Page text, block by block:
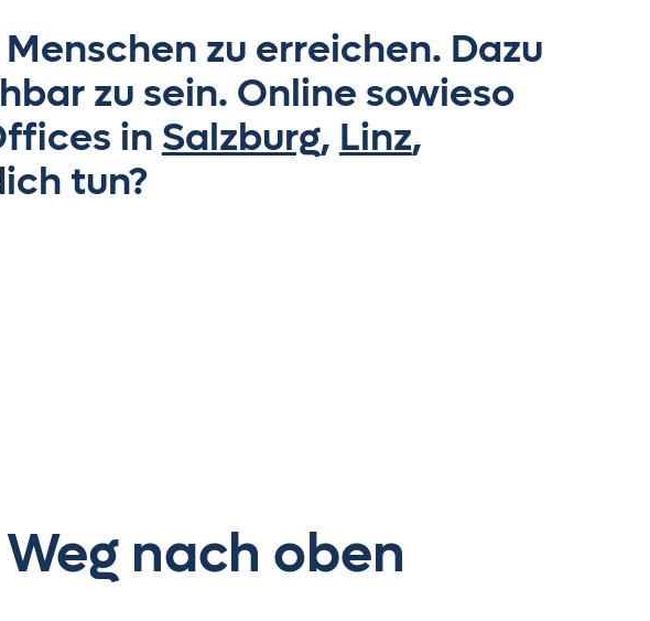
Jobs
About us
get in touch
zu erreichen. Dazu
zu sein. Online sowieso
in Salzburg, Linz,
tun?
nach oben